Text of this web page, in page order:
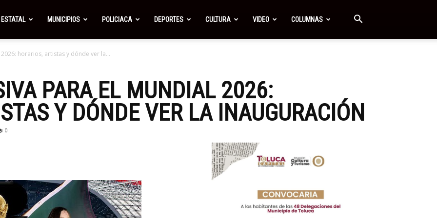
ESTATAL MUNICIPIOS POLICIACA DEPORTES CULTURA VIDEO COLUMNAS
horarios, artistas y dónde ver la...
PARA EL MUNDIAL 2026:
Y DÓNDE VER LA INAUGURACIÓN
0